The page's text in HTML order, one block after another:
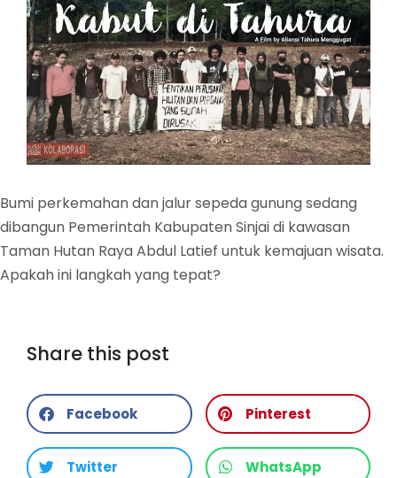
Bumi perkemahan dan jalur sepeda gunung sedang
dibangun Pemerintah Kabupaten Sinjai di kawasan
Taman Hutan Raya Abdul Latief untuk kemajuan wisata.
Apakah ini langkah yang tepat?
Share this post
Facebook Pinterest
Twitter WhatsApp